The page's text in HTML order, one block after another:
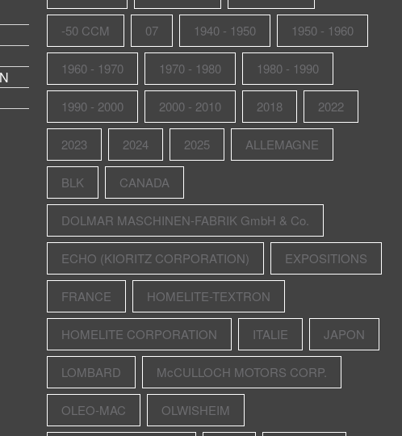
-50 CCM 07 1940 - 1950 1950 - 1960
1960 - 1970 1970 - 1980 1980 - 1990
1990 - 2000 2000 - 2010 2018 2022
2023 2024 2025 ALLEMAGNE
BLK CANADA
DOLMAR MASCHINEN-FABRIK GmbH & Co.
ECHO (KIORITZ CORPORATION) EXPOSITIONS
FRANCE HOMELITE-TEXTRON
HOMELITE CORPORATION ITALIE JAPON
LOMBARD McCULLOCH MOTORS CORP.
OLEO-MAC OLWISHEIM